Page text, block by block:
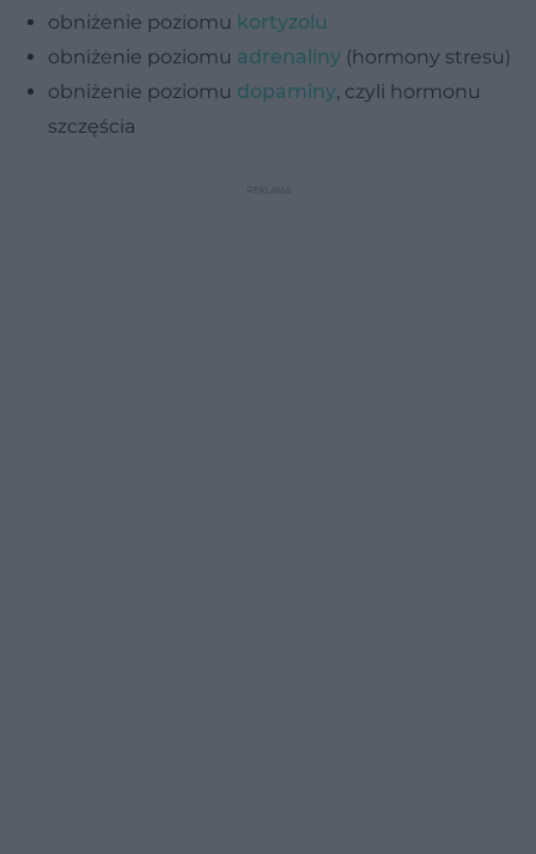
obniżenie poziomu kortyzolu
obniżenie poziomu adrenaliny (hormony stresu)
obniżenie poziomu dopaminy, czyli hormonu
szczęścia